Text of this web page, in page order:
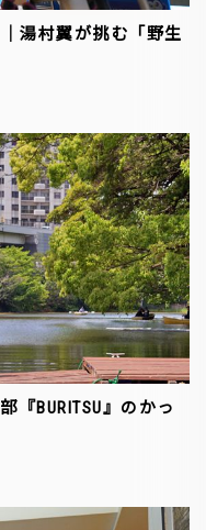
湯村翼が挑む「野生
『BURITSU』のかっ